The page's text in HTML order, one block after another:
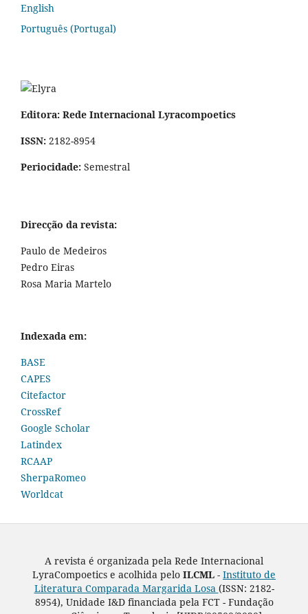
English
Português (Portugal)
Editora: Rede Internacional Lyracompoetics
ISSN: 2182-8954
Periocidade: Semestral
Direcção da revista:
Paulo de Medeiros
Pedro Eiras
Rosa Maria Martelo
Indexada em:
BASE
CAPES
Citefactor
CrossRef
Google Scholar
Latindex
RCAAP
SherpaRomeo
Worldcat
A revista é organizada pela Rede Internacional
LyraCompoetics e acolhida pelo ILCML - Instituto de
Literatura Comparada Margarida Losa (ISSN: 2182-
8954), Unidade I&D financiada pela FCT - Fundação